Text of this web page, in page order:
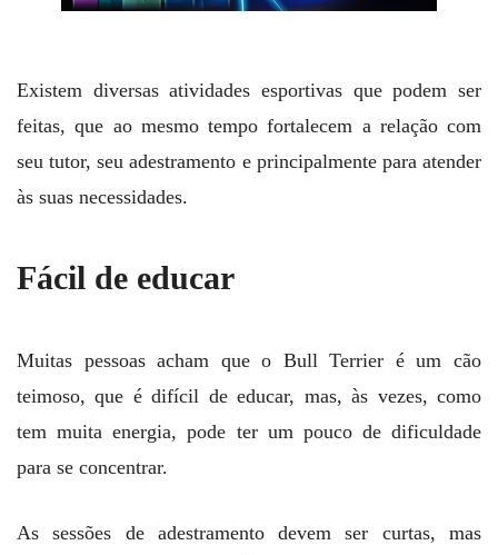
Existem diversas atividades esportivas que podem ser
feitas, que ao mesmo tempo fortalecem a relação com
seu tutor, seu adestramento e principalmente para atender
às suas necessidades.
Fácil de educar
Muitas pessoas acham que o Bull Terrier é um cão
teimoso, que é difícil de educar, mas, às vezes, como
tem muita energia, pode ter um pouco de dificuldade
para se concentrar.
As sessões de adestramento devem ser curtas, mas